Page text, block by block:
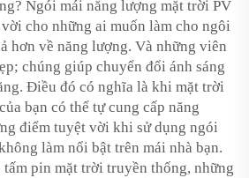
Ngói mái năng lượng mặt trời PV
cho những ai muốn làm cho ngôi
hơn về năng lượng. Và những viên
chúng giúp chuyển đổi ánh sáng
Điều đó có nghĩa là khi mặt trời
bạn có thể tự cung cấp năng
điểm tuyệt vời khi sử dụng ngói
làm nổi bật trên mái nhà bạn.
pin mặt trời truyền thống, những